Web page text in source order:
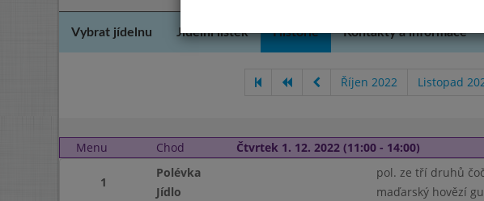
Vybrat jídelnu Jídelní lístek Historie Kontakty a informace
Říjen 2022 Listopad
Menu
Chod Čtvrtek 1. 12. 2022 (11:00 - 14:00)
1
Polévka pol. ze tří druhů
Jídlo
maďarský hovězí